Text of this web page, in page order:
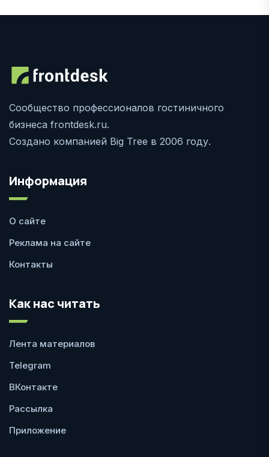
Сообщество профессионалов гостиничного
бизнеса frontdesk.ru.
Создано компанией Big Tree в 2006 году.
Информация
О сайте
Реклама на сайте
Контакты
Как нас читать
Лента материалов
Telegram
ВКонтакте
Рассылка
Приложение